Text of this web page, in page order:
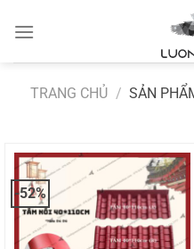
qua
TRANG CHỦ / SẢN
-52%